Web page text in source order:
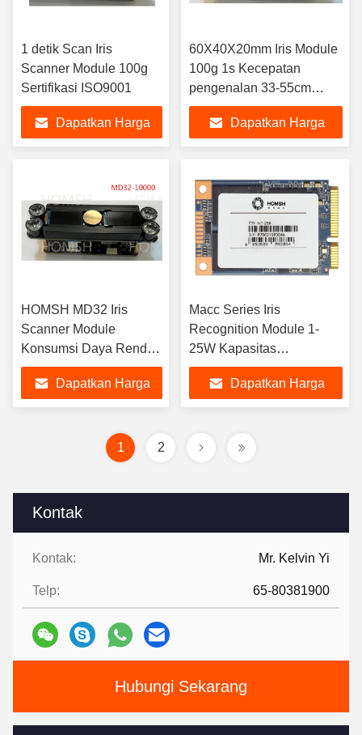
Kontak
Kontak: Mr. Kelvin Yi
Telp: 65-80381900
Hubungi Sekarang
1 detik Scan Iris
Scanner Module 100g
Sertifikasi ISO9001
Dapatkan Harga
60X40X20mm Iris Module
100g 1s Kecepatan
pengenalan 33-55cm
Jarak
Dapatkan Harga
HOMSH MD32 Iris
Scanner Module
Konsumsi Daya Rendah
Untuk Kontrol Akses
Dapatkan Harga
Macc Series Iris
Recognition Module 1-
25W Kapasitas
Pemrosesan Berkinerja
Tinggi
Dapatkan Harga
1 2